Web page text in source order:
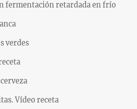
fermentación retardada en frío
verdes
Vídeo receta